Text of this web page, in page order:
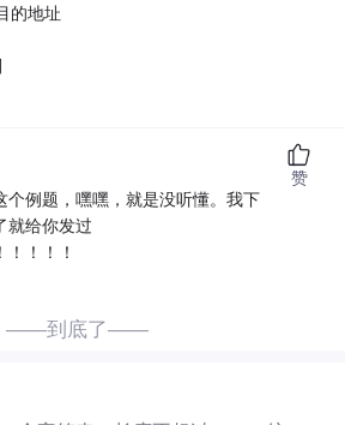
的地址
个例题，嘿嘿，就是没听懂。我下
就给你发过
！！！
赞
——到底了——